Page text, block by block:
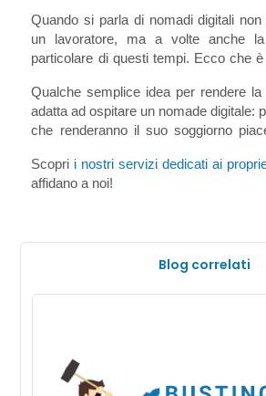
asettici faretti da ufficio.
Quando si parla di nomadi digitali
un lavoratore, ma a volte anche
particolare di questi tempi. Ecco che è
Qualche semplice idea per rendere
adatta ad ospitare un nomade digitale:
che renderanno il suo soggiorno
Scopri i nostri servizi dedicati ai
affidano a noi!
Blog correlati